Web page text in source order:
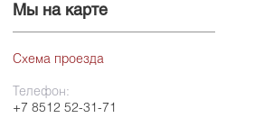
Мы на карте
Схема проезда
Телефон:
+7 8512 52-31-71